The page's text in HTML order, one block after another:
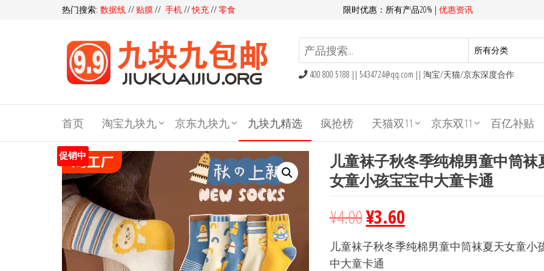
热门搜索: 数据线 // 贴膜// 手机//快充//零食 限时优惠：所有产品20% | 优惠资讯
九包
邮,9
块9包
邮,9.9
元包
邮,九
块九
官网
400 800 5188 || 5434724@qq.com || 淘宝/天猫/京东深度合作
首页 淘宝九块九 京东九块九 九块九精选 疯抢榜 天猫双11 京东双11 百亿补贴
促销中
儿童袜子秋冬季纯棉男童中筒袜
女童小孩宝宝中大童卡通
¥4.00¥3.60
儿童袜子秋冬季纯棉男童中筒袜夏天女童小
中大童卡通